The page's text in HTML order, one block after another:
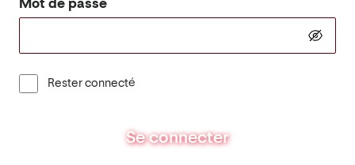
Mot de passe
Rester connecté
Se connecter